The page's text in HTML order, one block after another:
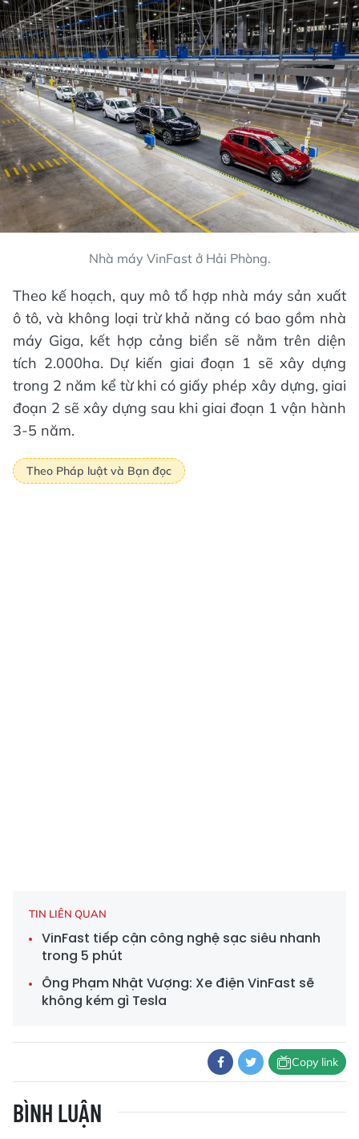
Nhà máy VinFast ở Hải Phòng.
Theo kế hoạch, quy mô tổ hợp nhà máy sản xuất
ô tô, và không loại trừ khả năng có bao gồm nhà
máy Giga, kết hợp cảng biển sẽ nằm trên diện
tích 2.000ha. Dự kiến giai đoạn 1 sẽ xây dựng
trong 2 năm kể từ khi có giấy phép xây dựng, giai
đoạn 2 sẽ xây dựng sau khi giai đoạn 1 vận hành
3-5 năm.
Theo Pháp luật và Bạn đọc
TIN LIÊN QUAN
VinFast tiếp cận công nghệ sạc siêu nhanh
trong 5 phút
Ông Phạm Nhật Vượng: Xe điện VinFast sẽ
không kém gì Tesla
Copy link
BÌNH LUẬN